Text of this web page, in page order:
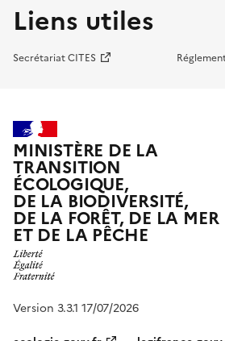
Liens utiles
Secrétariat CITES
MINISTÈRE DE LA
TRANSITION
ÉCOLOGIQUE,
DE LA BIODIVERSITÉ,
DE LA FORÊT, DE LA MER
ET DE LA PÊCHE
Version 3.3.1 17/07/2026